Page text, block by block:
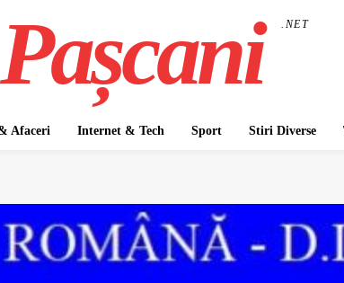
Pașcani .NET
Afaceri Internet & Tech Sport Stiri Diverse